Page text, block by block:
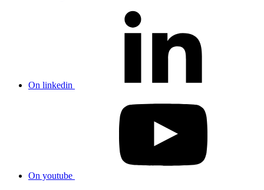
On linkedin
On youtube